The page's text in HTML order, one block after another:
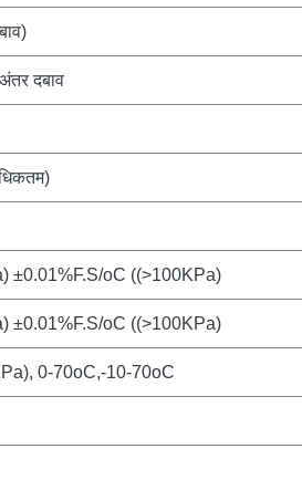
दबाव
±0.01%F.S/oC ((>100KPa)
±0.01%F.S/oC ((>100KPa)
0-70oC,-10-70oC